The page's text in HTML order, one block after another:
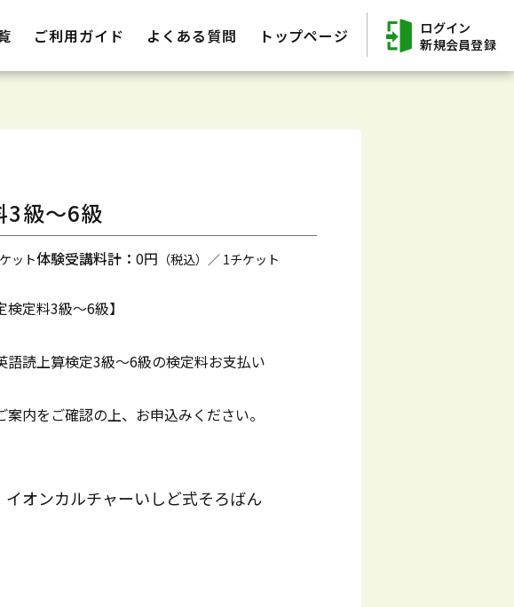
ご利用ガイド よくある質問 トップページ
ログイン
新規会員登録
3級～6級
ット体験受講料計： 0円 （税込）／ 1チケット
検定料3級～6級】
語読上算検定3級～6級の検定料お支払い
内をご確認の上、お申込みください。
イオンカルチャーいしど式そろばん